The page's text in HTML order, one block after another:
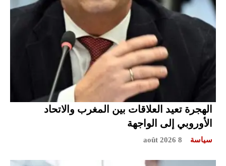
الهجرة تعيد العلاقات بين المغرب والاتحاد
الأوروبي إلى الواجهة
سياسة 8 août 2026